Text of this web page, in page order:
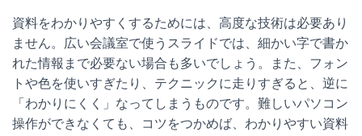
資料をわかりやすくするためには、高度な技術は必要あり
ません。広い会議室で使うスライドでは、細かい字で書か
れた情報まで必要ない場合も多いでしょう。また、フォン
トや色を使いすぎたり、テクニックに走りすぎると、逆に
「わかりにくく」なってしまうものです。難しいパソコン
操作ができなくても、コツをつかめば、わかりやすい資料